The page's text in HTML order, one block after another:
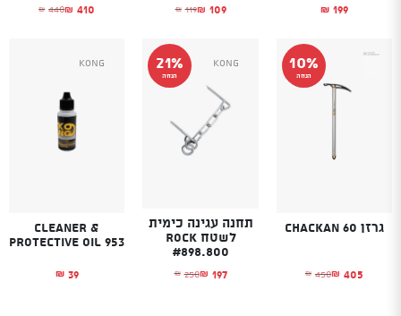
₪ 199
₪ 119
המחיר המקורי היה: ₪119.₪ 109 המחיר הנוכחי הוא: ₪109. ₪ 440
המחיר המקורי₪ 410 המחיר הנוכחי
10%
הנחה
גרזן Chackan 60
₪ 450
המחיר המקורי היה: ₪450.₪ 405 המחיר הנוכחי הוא: ₪405.
21%
הנחה
Kong
תחנה עגינה כימית
לשטח Rock
#898.800
₪ 250
המחיר המקורי היה: ₪250.₪ 197 המחיר הנוכחי הוא: ₪197.
Kong
Cleaner &
Protective Oil 953
₪ 39